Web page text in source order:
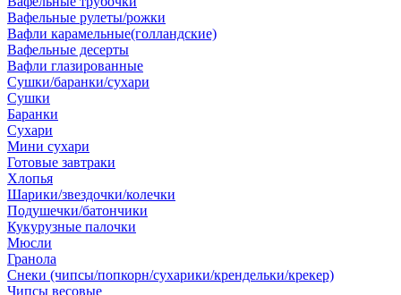
Вафельные рулеты/рожки
Вафли карамельные(голландские)
Вафельные десерты
Вафли глазированные
Сушки/баранки/сухари
Сушки
Баранки
Сухари
Мини сухари
Готовые завтраки
Хлопья
Шарики/звездочки/колечки
Подушечки/батончики
Кукурузные палочки
Мюсли
Гранола
Снеки (чипсы/попкорн/сухарики/крендельки/крекер)
Чипсы весовые